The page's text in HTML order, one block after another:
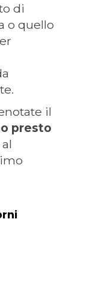
di
o quello
il
presto